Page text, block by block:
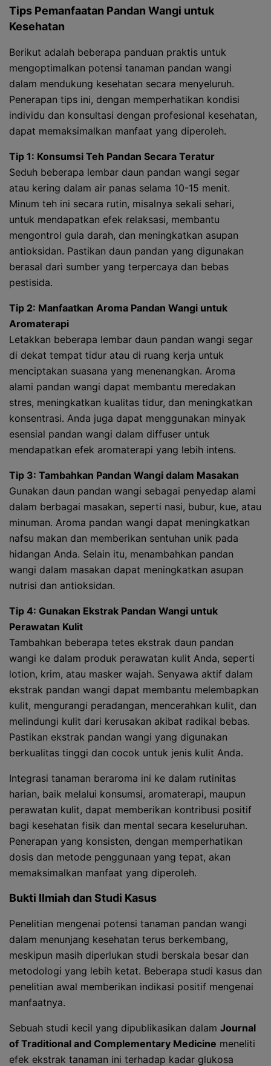
Tips Pemanfaatan Pandan Wangi untuk
Kesehatan
Berikut adalah beberapa panduan praktis untuk
mengoptimalkan potensi tanaman pandan wangi
dalam mendukung kesehatan secara menyeluruh.
Penerapan tips ini, dengan memperhatikan kondisi
individu dan konsultasi dengan profesional kesehatan,
dapat memaksimalkan manfaat yang diperoleh.
Tip 1: Konsumsi Teh Pandan Secara Teratur
Seduh beberapa lembar daun pandan wangi segar
atau kering dalam air panas selama 10-15 menit.
Minum teh ini secara rutin, misalnya sekali sehari,
untuk mendapatkan efek relaksasi, membantu
mengontrol gula darah, dan meningkatkan asupan
antioksidan. Pastikan daun pandan yang digunakan
berasal dari sumber yang terpercaya dan bebas
pestisida.
Tip 2: Manfaatkan Aroma Pandan Wangi untuk
Aromaterapi
Letakkan beberapa lembar daun pandan wangi segar
di dekat tempat tidur atau di ruang kerja untuk
menciptakan suasana yang menenangkan. Aroma
alami pandan wangi dapat membantu meredakan
stres, meningkatkan kualitas tidur, dan meningkatkan
konsentrasi. Anda juga dapat menggunakan minyak
esensial pandan wangi dalam diffuser untuk
mendapatkan efek aromaterapi yang lebih intens.
Tip 3: Tambahkan Pandan Wangi dalam Masakan
Gunakan daun pandan wangi sebagai penyedap alami
dalam berbagai masakan, seperti nasi, bubur, kue, atau
minuman. Aroma pandan wangi dapat meningkatkan
nafsu makan dan memberikan sentuhan unik pada
hidangan Anda. Selain itu, menambahkan pandan
wangi dalam masakan dapat meningkatkan asupan
nutrisi dan antioksidan.
Tip 4: Gunakan Ekstrak Pandan Wangi untuk
Perawatan Kulit
Tambahkan beberapa tetes ekstrak daun pandan
wangi ke dalam produk perawatan kulit Anda, seperti
lotion, krim, atau masker wajah. Senyawa aktif dalam
ekstrak pandan wangi dapat membantu melembapkan
kulit, mengurangi peradangan, mencerahkan kulit, dan
melindungi kulit dari kerusakan akibat radikal bebas.
Pastikan ekstrak pandan wangi yang digunakan
berkualitas tinggi dan cocok untuk jenis kulit Anda.
Integrasi tanaman beraroma ini ke dalam rutinitas
harian, baik melalui konsumsi, aromaterapi, maupun
perawatan kulit, dapat memberikan kontribusi positif
bagi kesehatan fisik dan mental secara keseluruhan.
Penerapan yang konsisten, dengan memperhatikan
dosis dan metode penggunaan yang tepat, akan
memaksimalkan manfaat yang diperoleh.
Bukti Ilmiah dan Studi Kasus
Penelitian mengenai potensi tanaman pandan wangi
dalam menunjang kesehatan terus berkembang,
meskipun masih diperlukan studi berskala besar dan
metodologi yang lebih ketat. Beberapa studi kasus dan
penelitian awal memberikan indikasi positif mengenai
manfaatnya.
Sebuah studi kecil yang dipublikasikan dalam Journal
of Traditional and Complementary Medicine meneliti
efek ekstrak tanaman ini terhadap kadar glukosa